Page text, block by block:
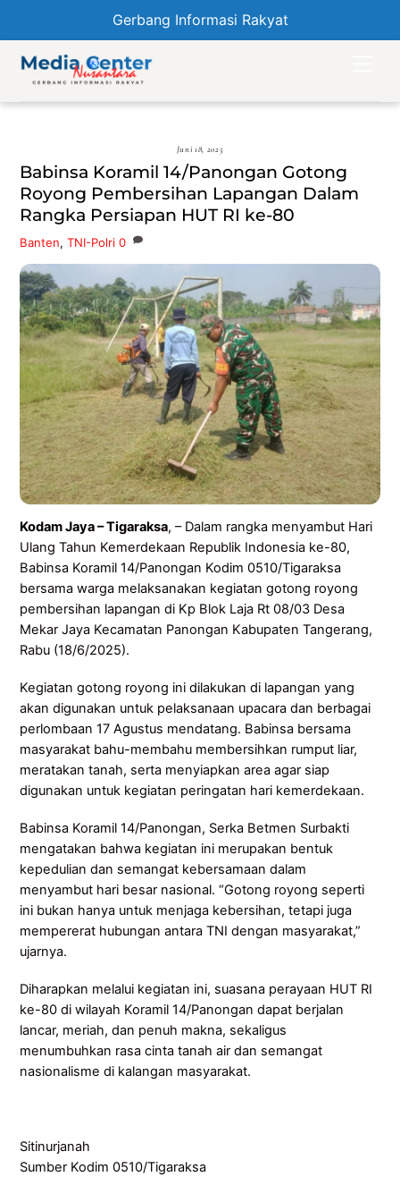
Gerbang Informasi Rakyat
content
Juni 18, 2025
Babinsa Koramil 14/Panongan Gotong
Royong Pembersihan Lapangan Dalam
Rangka Persiapan HUT RI ke-80
Banten,TNI-Polri 0
Kodam Jaya – Tigaraksa, – Dalam rangka menyambut Hari
Ulang Tahun Kemerdekaan Republik Indonesia ke-80,
Babinsa Koramil 14/Panongan Kodim 0510/Tigaraksa
bersama warga melaksanakan kegiatan gotong royong
pembersihan lapangan di Kp Blok Laja Rt 08/03 Desa
Mekar Jaya Kecamatan Panongan Kabupaten Tangerang,
Rabu (18/6/2025).
Kegiatan gotong royong ini dilakukan di lapangan yang
akan digunakan untuk pelaksanaan upacara dan berbagai
perlombaan 17 Agustus mendatang. Babinsa bersama
masyarakat bahu-membahu membersihkan rumput liar,
meratakan tanah, serta menyiapkan area agar siap
digunakan untuk kegiatan peringatan hari kemerdekaan.
Babinsa Koramil 14/Panongan, Serka Betmen Surbakti
mengatakan bahwa kegiatan ini merupakan bentuk
kepedulian dan semangat kebersamaan dalam
menyambut hari besar nasional. “Gotong royong seperti
ini bukan hanya untuk menjaga kebersihan, tetapi juga
mempererat hubungan antara TNI dengan masyarakat,”
ujarnya.
Diharapkan melalui kegiatan ini, suasana perayaan HUT RI
ke-80 di wilayah Koramil 14/Panongan dapat berjalan
lancar, meriah, dan penuh makna, sekaligus
menumbuhkan rasa cinta tanah air dan semangat
nasionalisme di kalangan masyarakat.
Sitinurjanah
Sumber Kodim 0510/Tigaraksa